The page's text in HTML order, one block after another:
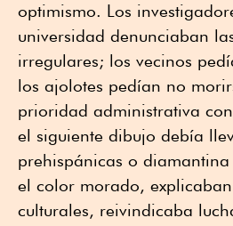
optimismo. Los
universidad denunciaban
irregulares; los vecinos
los ajolotes pedían no
prioridad administrativa
el siguiente dibujo debía
prehispánicas o
el color morado,
culturales, reivindicaba